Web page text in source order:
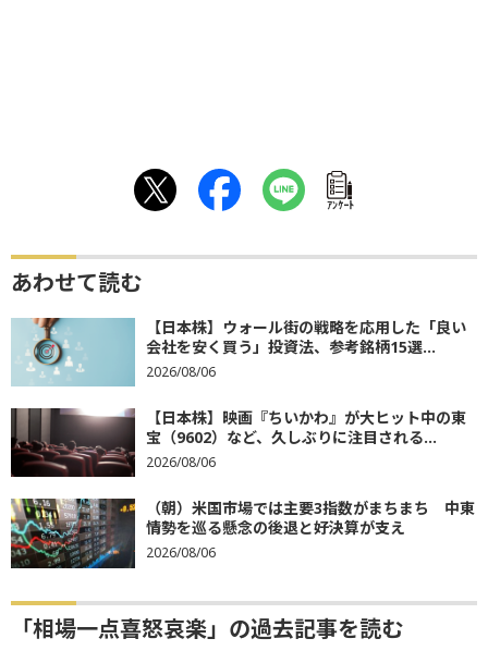
ｱﾝｹｰﾄ
あわせて読む
【日本株】ウォール街の戦略を応用した「良い
会社を安く買う」投資法、参考銘柄15選...
2026/08/06
【日本株】映画『ちいかわ』が大ヒット中の東
宝（9602）など、久しぶりに注目される...
2026/08/06
（朝）米国市場では主要3指数がまちまち 中東
情勢を巡る懸念の後退と好決算が支え
2026/08/06
「相場一点喜怒哀楽」の過去記事を読む